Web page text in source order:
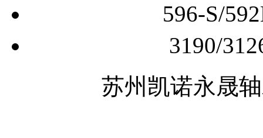
3190/
苏州凯诺永晟